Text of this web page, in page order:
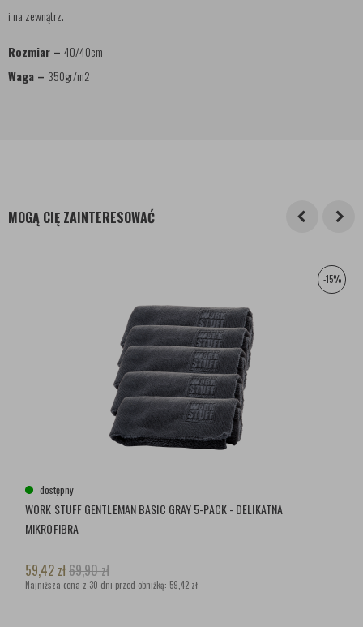
i na zewnątrz.
Rozmiar – 40/40cm
Waga – 350gr/m2
MOGĄ CIĘ ZAINTERESOWAĆ
-15%
dostępny
WORK STUFF GENTLEMAN BASIC GRAY 5-PACK - DELIKATNA
MIKROFIBRA
59,42 zł69,90zł
Najniższa cena z 30 dni przed obniżką: 59,42 zł